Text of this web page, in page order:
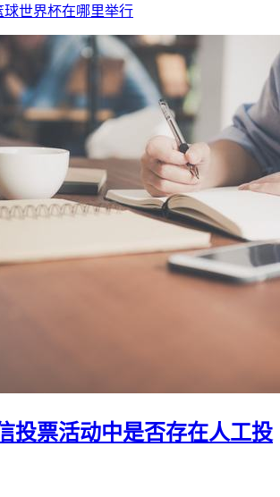
球世界杯在哪里举行
投票活动中是否存在人工投